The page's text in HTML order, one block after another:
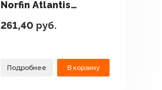
Norfin Atlantis
молния)
261,40 руб.
Подробнее В корзину